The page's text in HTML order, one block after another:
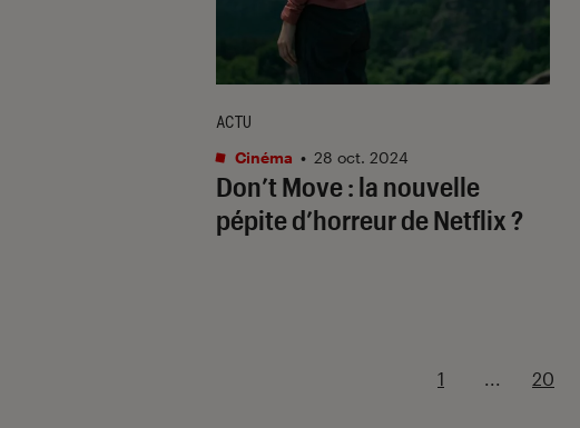
Don’t Move: la nouvelle
pépite d’horreur de Netflix ?
ACTU
Cinéma • 28 oct. 2024
1 ... 20